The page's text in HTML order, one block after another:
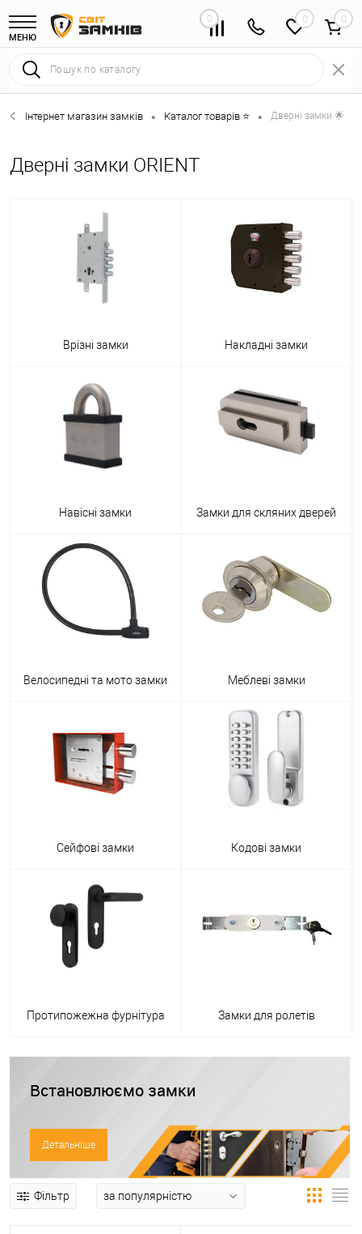
МЕНЮ
0 0
Інтернет магазин замків • Каталог товарів ⭐ • Дверні замки 🌟
Дверні замки ORIENT
Врізні замки Накладні замки
Навісні замки Замки для скляних дверей
Велосипедні та мото замки Меблеві замки
Сейфові замки Кодові замки
Протипожежна фурнітура Замки для ролетів
Встановлюємо замки
Детальніше
Фільтр